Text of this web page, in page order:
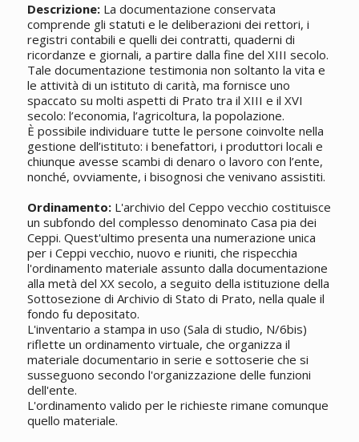
Descrizione:La documentazione conservata
comprende gli statuti e le deliberazioni dei rettori, i
registri contabili e quelli dei contratti, quaderni di
ricordanze e giornali, a partire dalla fine del XIII secolo.
Tale documentazione testimonia non soltanto la vita e
le attività di un istituto di carità, ma fornisce uno
spaccato su molti aspetti di Prato tra il XIII e il XVI
secolo: l’economia, l’agricoltura, la popolazione.
È possibile individuare tutte le persone coinvolte nella
gestione dell’istituto: i benefattori, i produttori locali e
chiunque avesse scambi di denaro o lavoro con l’ente,
nonché, ovviamente, i bisognosi che venivano assistiti.
Ordinamento:L'archivio del Ceppo vecchio costituisce
un subfondo del complesso denominato Casa pia dei
Ceppi. Quest'ultimo presenta una numerazione unica
per i Ceppi vecchio, nuovo e riuniti, che rispecchia
l'ordinamento materiale assunto dalla documentazione
alla metà del XX secolo, a seguito della istituzione della
Sottosezione di Archivio di Stato di Prato, nella quale il
fondo fu depositato.
L'inventario a stampa in uso (Sala di studio, N/6bis)
riflette un ordinamento virtuale, che organizza il
materiale documentario in serie e sottoserie che si
susseguono secondo l'organizzazione delle funzioni
dell'ente.
L'ordinamento valido per le richieste rimane comunque
quello materiale.